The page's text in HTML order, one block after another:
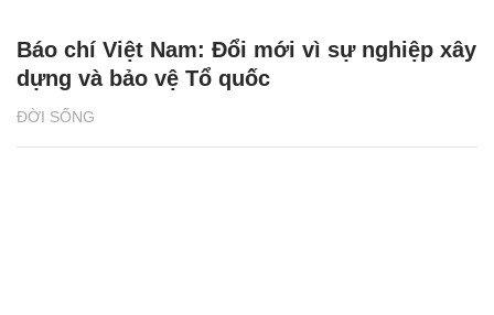
ĐỜI SỐNG
Báo chí Việt Nam: Đổi mới vì sự nghiệp xây
dựng và bảo vệ Tổ quốc